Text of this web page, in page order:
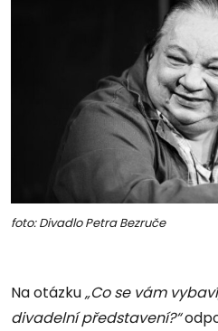
foto: Divadlo Petra Bezruče
Na otázku„Co se vám
divadelní představení?“